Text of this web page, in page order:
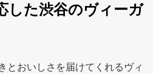
した渋谷のヴィーガ
とおいしさを届けてくれるヴィ